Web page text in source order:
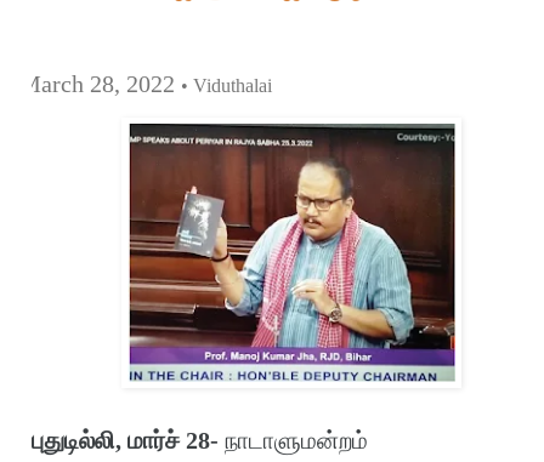
March 28, 2022 • Viduthalai
புதுடில்லி, மார்ச் 28- நாடாளுமன்றம்